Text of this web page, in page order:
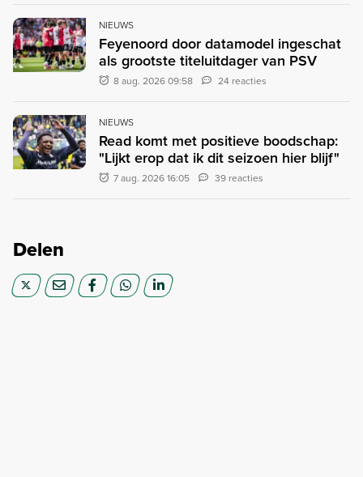
NIEUWS
Feyenoord door datamodel ingeschat
als grootste titeluitdager van PSV
8 aug. 2026 09:58 24 reacties
NIEUWS
Read komt met positieve boodschap:
"Lijkt erop dat ik dit seizoen hier blijf"
7 aug. 2026 16:05 39 reacties
Delen